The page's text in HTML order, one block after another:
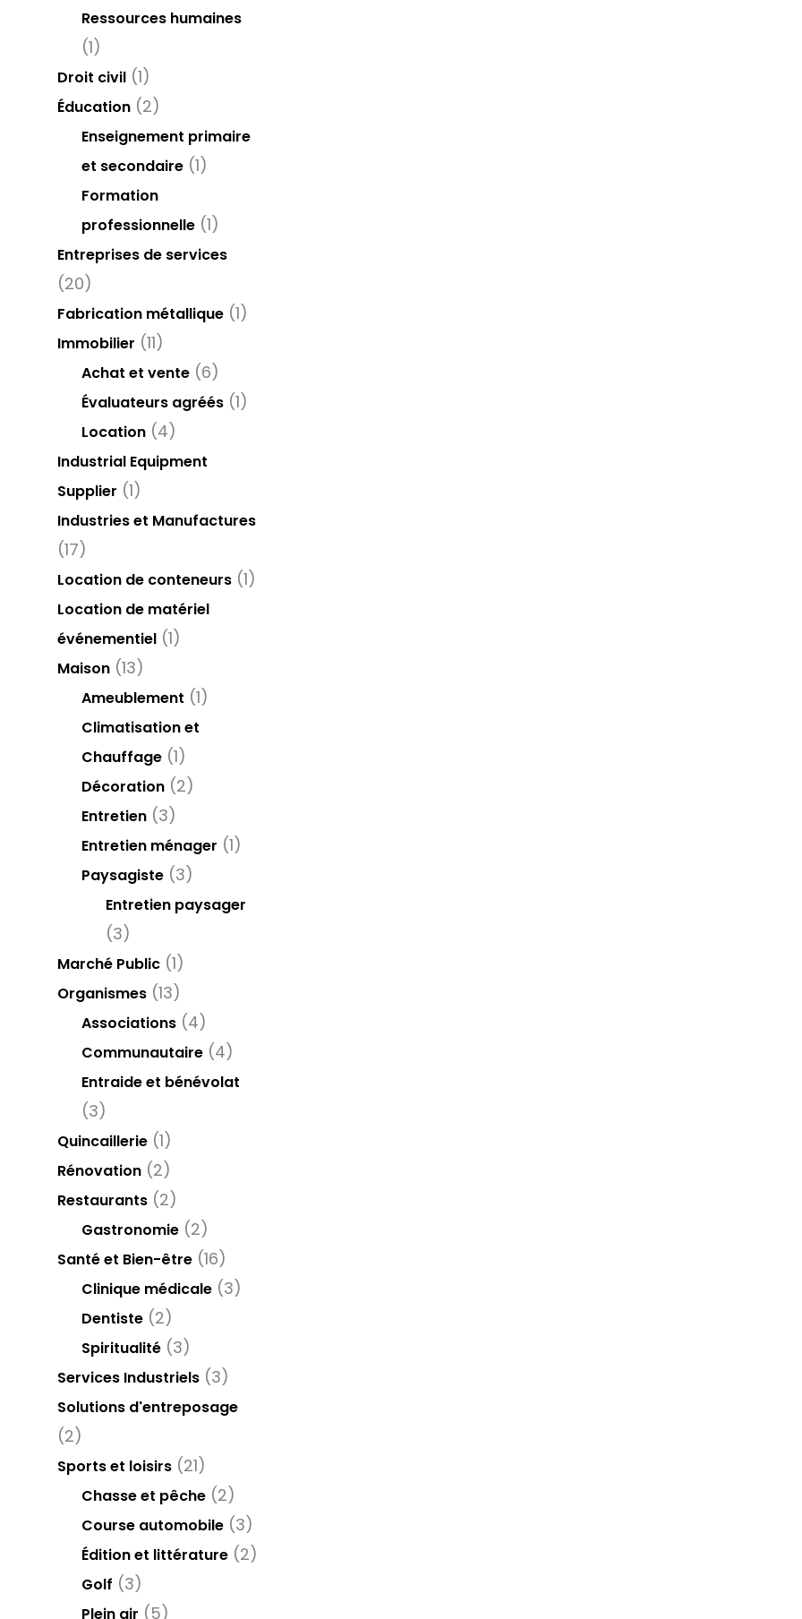
Ressources humaines
(1)
Droit civil (1)
Éducation (2)
Enseignement primaire
et secondaire (1)
Formation
professionnelle (1)
Entreprises de services
(20)
Fabrication métallique (1)
Immobilier (11)
Achat et vente (6)
Évaluateurs agréés (1)
Location (4)
Industrial Equipment
Supplier (1)
Industries et Manufactures
(17)
Location de conteneurs (1)
Location de matériel
événementiel (1)
Maison (13)
Ameublement (1)
Climatisation et
Chauffage (1)
Décoration (2)
Entretien (3)
Entretien ménager (1)
Paysagiste (3)
Entretien paysager
(3)
Marché Public (1)
Organismes (13)
Associations (4)
Communautaire (4)
Entraide et bénévolat
(3)
Quincaillerie (1)
Rénovation (2)
Restaurants (2)
Gastronomie (2)
Santé et Bien-être (16)
Clinique médicale (3)
Dentiste (2)
Spiritualité (3)
Services Industriels (3)
Solutions d'entreposage
(2)
Sports et loisirs (21)
Chasse et pêche (2)
Course automobile (3)
Édition et littérature (2)
Golf (3)
Plein air (5)